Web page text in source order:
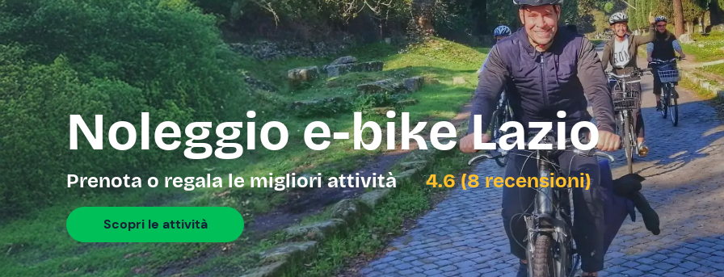
Gift Card Freedome
Un regalo digitale che
lascia la libertà di
scegliere esperienze
outdoor in tutta Italia.
Regala una Gift Card
Esperienze da
regalare
Laurea
Noleggio e-bike Lazio
Prenota o regala le migliori attività 4.6 (8 recensioni)
Scopri le attività